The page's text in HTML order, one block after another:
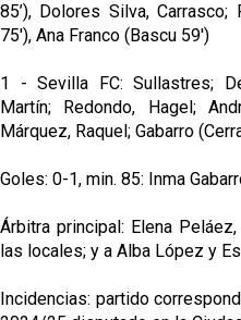
85’), Dolores Silva,
75'), Ana Franco (Bascu 59')
1 - Sevilla FC: Sullastres;
Martín; Redondo, Hagel;
Márquez, Raquel; Gabarro
Goles: 0-1, min. 85: Inma
Árbitra principal: Elena
las locales; y a Alba López y
Incidencias: partido